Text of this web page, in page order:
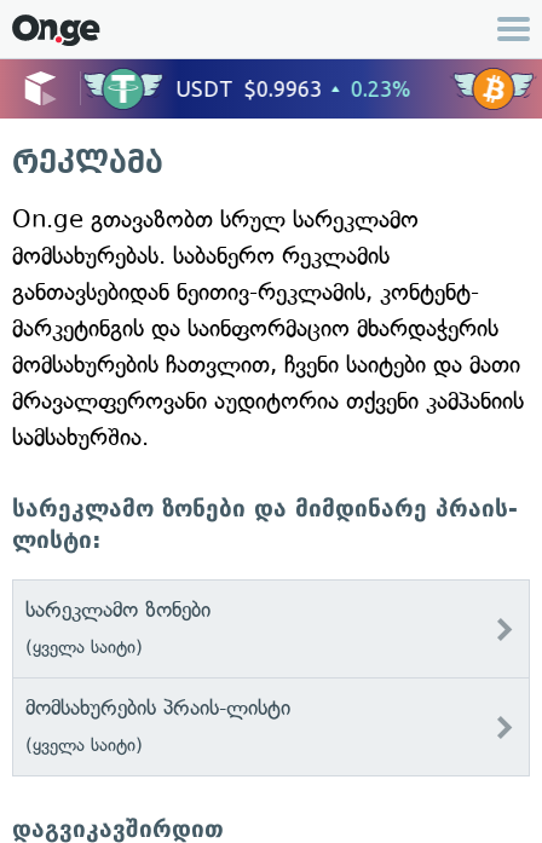
რეკლამა
On.ge გთავაზობთ სრულ სარეკლამო
მომსახურებას. საბანერო რეკლამის
განთავსებიდან ნეითივ-რეკლამის, კონტენტ-
მარკეტინგის და საინფორმაციო მხარდაჭერის
მომსახურების ჩათვლით, ჩვენი საიტები და მათი
მრავალფეროვანი აუდიტორია თქვენი კამპანიის
სამსახურშია.
სარეკლამო ზონები და მიმდინარე პრაის-
ლისტი:
სარეკლამო ზონები
(ყველა საიტი)
მომსახურების პრაის-ლისტი
(ყველა საიტი)
დაგვიკავშირდით